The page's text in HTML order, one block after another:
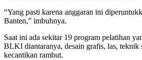
“Yang pasti karena anggaran ini
Banten,” imbuhnya.
Saat ini ada sekitar 19 program pelatihan
BLKI diantaranya, desain grafis, las, teknik
kecantikan rambut.